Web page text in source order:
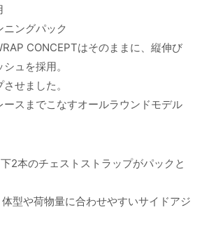
ニングパック
CONCEPTはそのままに、縦伸び
ュを採用。
せました。
スまでこなすオールラウンドモデル
2本のチェストストラップがパックと
体型や荷物量に合わせやすいサイドアジ